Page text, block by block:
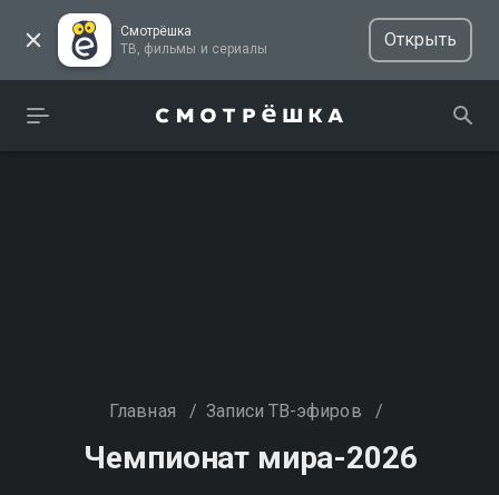
Смотрёшка
ТВ, фильмы и сериалы
Открыть
Главная / Записи ТВ-эфиров /
Чемпионат мира-2026